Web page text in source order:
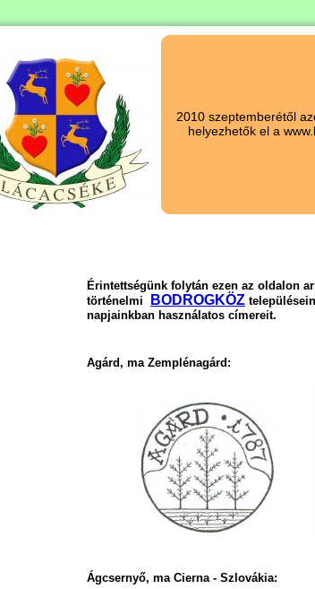
2010 szeptemberétől
helyezhetők el a
Érintettségünk folytán ezen az oldalon
történelmi
BODROGKÖZ
napjainkban használatos címereit.
Agárd, ma Zemplénagárd:
Ágcsernyő, ma Cierna - Szlovákia: